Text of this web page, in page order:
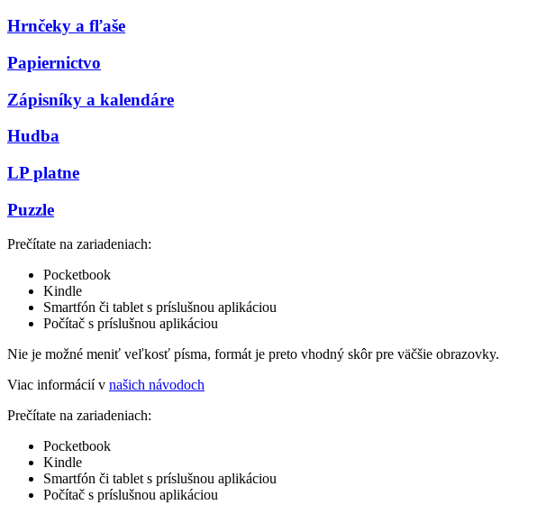
Hrnčeky a fľaše
Papiernictvo
Zápisníky a kalendáre
Hudba
LP platne
Puzzle
Prečítate na zariadeniach:
Pocketbook
Kindle
Smartfón či tablet s príslušnou aplikáciou
Počítač s príslušnou aplikáciou
Nie je možné meniť veľkosť písma, formát je preto vhodný skôr pre väčšie obrazovky.
Viac informácií v našich návodoch
Prečítate na zariadeniach:
Pocketbook
Kindle
Smartfón či tablet s príslušnou aplikáciou
Počítač s príslušnou aplikáciou